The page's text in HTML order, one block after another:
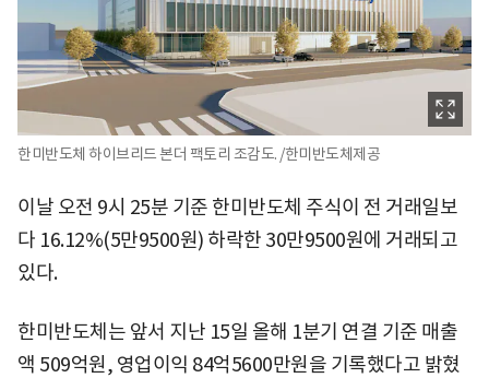
한미반도체 하이브리드 본더 팩토리 조감도. /한미반도체제공
이날 오전 9시 25분 기준 한미반도체 주식이 전 거래일보
다 16.12%(5만9500원) 하락한 30만9500원에 거래되고
있다.
한미반도체는 앞서 지난 15일 올해 1분기 연결 기준 매출
액 509억원, 영업이익 84억5600만원을 기록했다고 밝혔